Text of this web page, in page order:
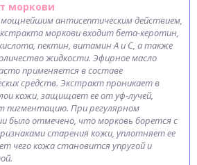
моркови
антисептическим действием,
моркови входит бета-керотин,
пектин, витамин А и С, а также
жидкости. Эфирное масло
применяется в составе
средств. Экстракт проникает в
кожи, защищает ее от уф-лучей,
пигментацию. При регулярном
было отмечено, что морковь борется с
старения кожи, уплотняет ее
чего кожа становится упругой и